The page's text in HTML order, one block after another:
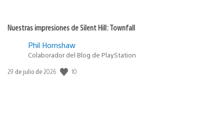
Nuestras impresiones de Silent Hill: Townfall
Phil Hornshaw
Colaborador del Blog de PlayStation
Fecha
29 de julio de 2026 10